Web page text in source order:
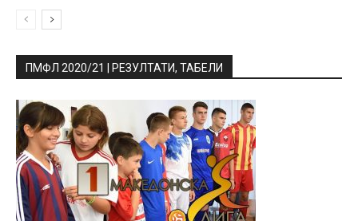
ПМФЛ 2020/21 | РЕЗУЛТАТИ, ТАБЕЛИ